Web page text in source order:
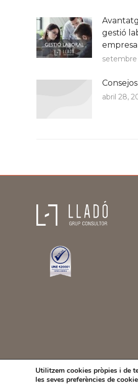
gestió
empresa
setembre
abril 28,
Utilitzem cookies pròpies i de
les seves preferències de